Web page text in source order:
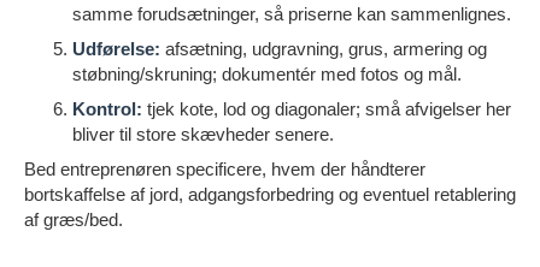
samme forudsætninger, så priserne kan sammenlignes.
Udførelse: afsætning, udgravning, grus, armering og
støbning/skruning; dokumentér med fotos og mål.
Kontrol: tjek kote, lod og diagonaler; små afvigelser her
bliver til store skævheder senere.
Bed entreprenøren specificere, hvem der håndterer
bortskaffelse af jord, adgangsforbedring og eventuel retablering
af græs/bed.